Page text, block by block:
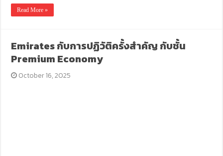
Read More »
Emirates กับการปฏิวัติครั้งสำคัญ กับชั้น
Premium Economy
October 16, 2025